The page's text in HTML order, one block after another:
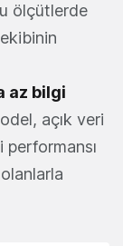
ölçütlerde
az bilgi
açık veri
performansı